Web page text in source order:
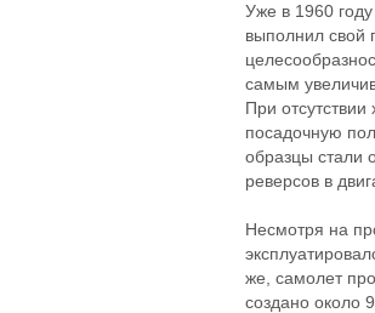
Уже в 1960
выполнил свой
самым
При
посадочную
образцы стали
реверсов в
Несмотря на
же, самолет
создано около